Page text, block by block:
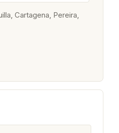
Cartagena, Pereira,